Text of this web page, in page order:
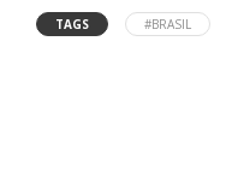
TAGS #BRASIL